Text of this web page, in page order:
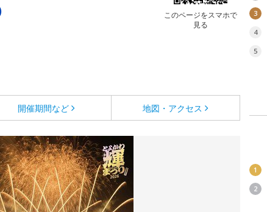
このページをスマホで
見る
開催期間など 地図・アクセス
3
4
5
1
2